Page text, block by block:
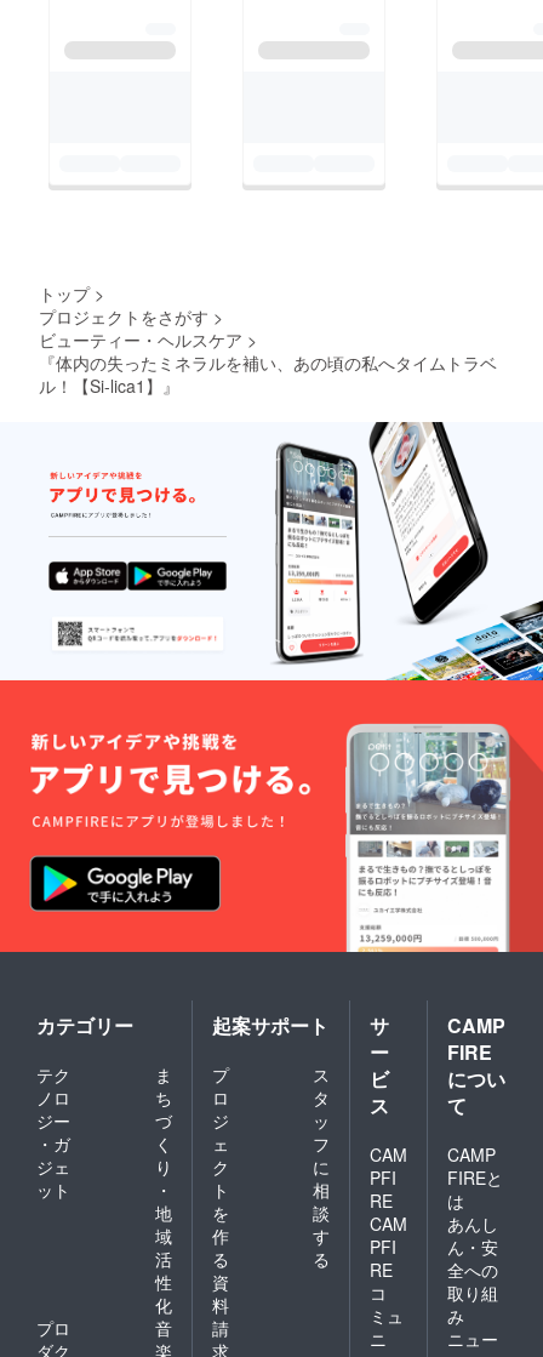
トップ >
プロジェクトをさがす >
ビューティー・ヘルスケア >
『体内の失ったミネラルを補い、あの頃の私へタイムトラベ
ル！【Si-lica1】』
カテゴリー
テク
ノロ
ジー
・ガ
ジェ
ット
ま
ち
づ
く
り
・
地
域
活
性
化
プロ
ダク
音
楽
起案サポート
プ
ロ
ジ
ェ
ク
ト
を
作
る
ス
タ
ッ
フ
に
相
談
す
る
資
料
請
求
サ
ー
ビ
ス
CAM
PFI
RE
CAM
PFI
RE
コ
ミュ
ニ
CAMP
FIRE
につい
て
CAMP
FIREと
は
あんし
ん・安
全への
取り組
み
ニュー